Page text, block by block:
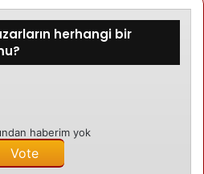
Seçim Başarısı
herhangi bir
haberim yok